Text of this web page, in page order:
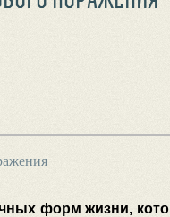
форм жизни,